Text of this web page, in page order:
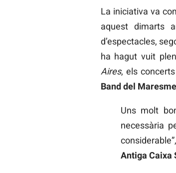
La iniciativa va
aquest dimarts
d’espectacles,
ha hagut vuit
Aires, els
Band del
Uns molt
necessària
Antiga Caixa